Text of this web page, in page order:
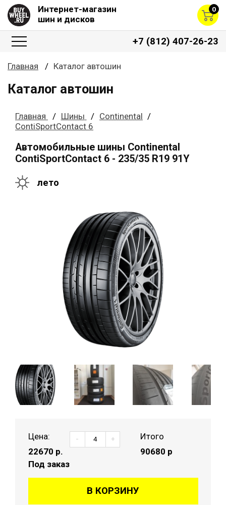
Интернет-магазин
шин и дисков
0
+7 (812) 407-26-23
Главная Каталог автошин
Каталог автошин
Главная Шины
Continental
ContiSportContact 6
Автомобильные шины Continental
ContiSportContact 6 - 235/35 R19 91Y
лето
Цена:
22670 р.
Под заказ
- +
Итого
90680 р
В КОРЗИНУ